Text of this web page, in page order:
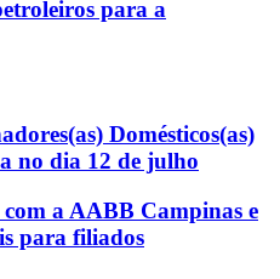
para a
Domésticos(as)
no dia 12 de julho
a AABB Campinas e
para filiados